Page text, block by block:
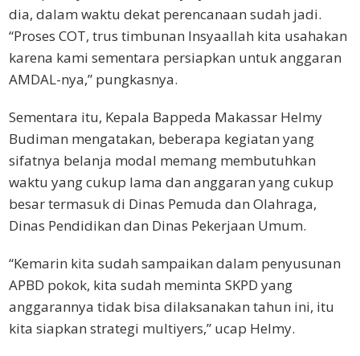
dia, dalam waktu dekat perencanaan sudah jadi.
“Proses COT, trus timbunan Insyaallah kita usahakan
karena kami sementara persiapkan untuk anggaran
AMDAL-nya,” pungkasnya.
Sementara itu, Kepala Bappeda Makassar Helmy
Budiman mengatakan, beberapa kegiatan yang
sifatnya belanja modal memang membutuhkan
waktu yang cukup lama dan anggaran yang cukup
besar termasuk di Dinas Pemuda dan Olahraga,
Dinas Pendidikan dan Dinas Pekerjaan Umum.
“Kemarin kita sudah sampaikan dalam penyusunan
APBD pokok, kita sudah meminta SKPD yang
anggarannya tidak bisa dilaksanakan tahun ini, itu
kita siapkan strategi multiyers,” ucap Helmy.